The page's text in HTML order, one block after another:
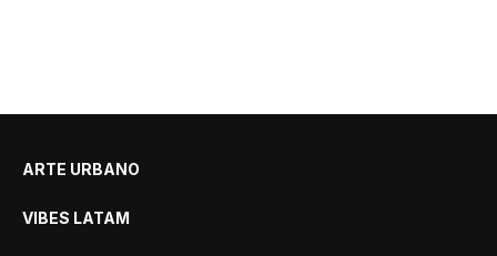
ARTE URBANO
VIBES LATAM